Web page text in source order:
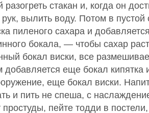
разогреть стакан и, когда он
вылить воду. Потом в пустой
пиленого сахара и
бокала, — чтобы сахар
бокал виски, все
добавляется еще бокал кипятка
еще бокал виски.
и пить не спеша, с
простуды, пейте тодди в